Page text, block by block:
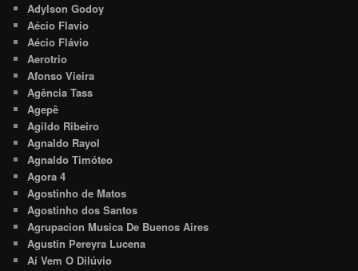
Adylson Godoy
Aécio Flavio
Aécio Flávio
Aerotrio
Afonso Vieira
Agência Tass
Agepê
Agildo Ribeiro
Agnaldo Rayol
Agnaldo Timóteo
Agora 4
Agostinho de Matos
Agostinho dos Santos
Agrupacion Musica De Buenos Aires
Agustin Pereyra Lucena
Aí Vem O Dilúvio